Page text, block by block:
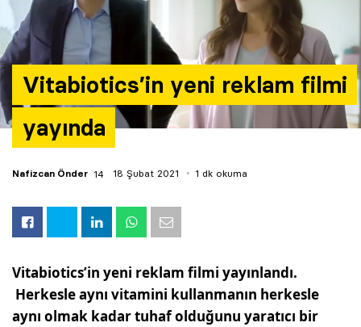
Vitabiotics’in yeni reklam filmi
yayında
Nafizcan Önder 18 Şubat 2021 1 dk okuma
Vitabiotics’in yeni reklam filmi yayınlandı.
Herkesle aynı vitamini kullanmanın herkesle
aynı olmak kadar tuhaf olduğunu yaratıcı bir